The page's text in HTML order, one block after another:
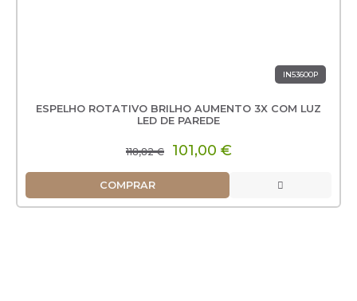
IN53600P
ESPELHO ROTATIVO BRILHO AUMENTO 3X COM LUZ
LED DE PAREDE
118,82 € 101,00 €
COMPRAR